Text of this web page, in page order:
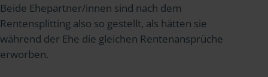
Beide Ehepartner/innen sind nach dem
Rentensplitting also so gestellt, als hätten sie
während der Ehe die gleichen Rentenansprüche
erworben.